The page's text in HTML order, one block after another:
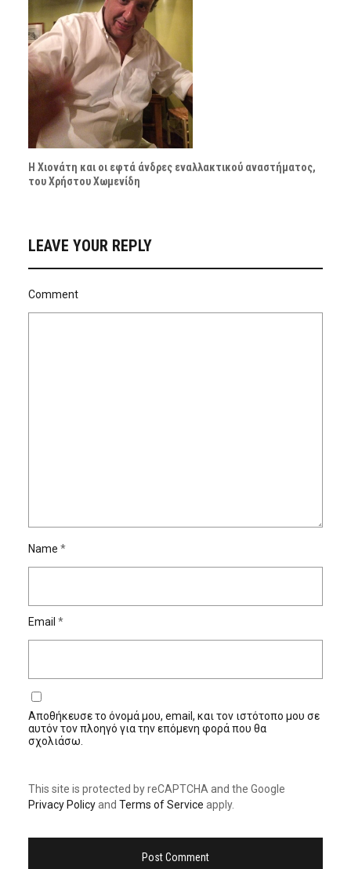
Η Χιονάτη και οι εφτά άνδρες εναλλακτικού αναστήματος,
του Χρήστου Χωμενίδη
LEAVE YOUR REPLY
Comment
Name *
Email *
Αποθήκευσε το όνομά μου, email, και τον ιστότοπο μου σε
αυτόν τον πλοηγό για την επόμενη φορά που θα
σχολιάσω.
This site is protected by reCAPTCHA and the Google
Privacy Policyand Terms of Service apply.